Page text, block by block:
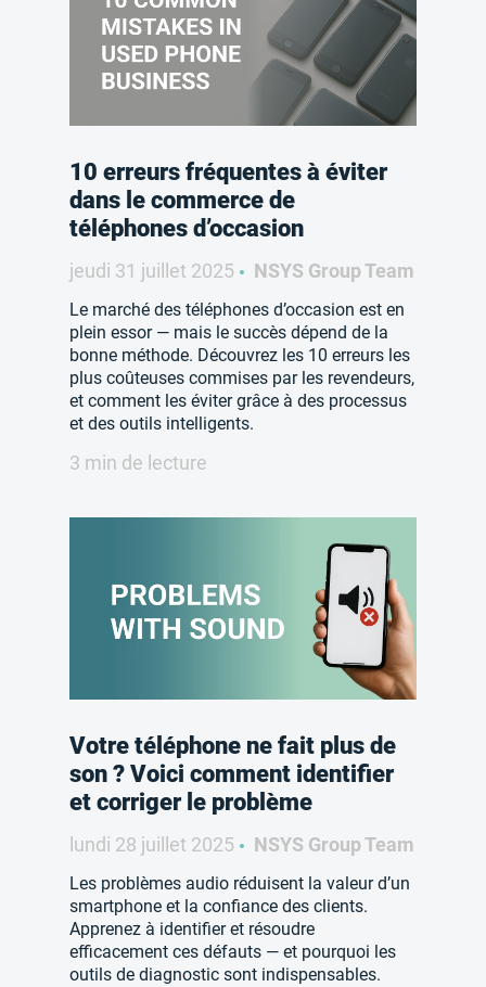
10 erreurs fréquentes à éviter
dans le commerce de
téléphones d’occasion
jeudi 31 juillet 2025 NSYS Group Team
Le marché des téléphones d’occasion est en
plein essor — mais le succès dépend de la
bonne méthode. Découvrez les 10 erreurs les
plus coûteuses commises par les revendeurs,
et comment les éviter grâce à des processus
et des outils intelligents.
3 min de lecture
Votre téléphone ne fait plus de
son ? Voici comment identifier
et corriger le problème
lundi 28 juillet 2025 NSYS Group Team
Les problèmes audio réduisent la valeur d’un
smartphone et la confiance des clients.
Apprenez à identifier et résoudre
efficacement ces défauts — et pourquoi les
outils de diagnostic sont indispensables.